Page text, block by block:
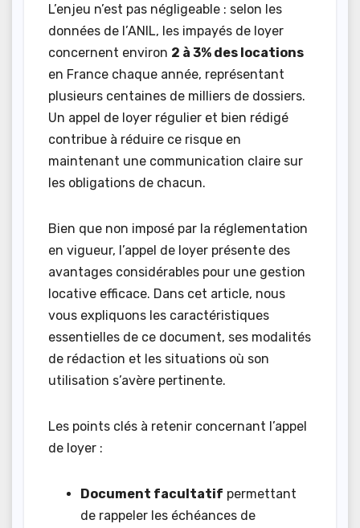
L’enjeu n’est pas négligeable : selon les
données de l’ANIL, les impayés de loyer
concernent environ 2 à 3% des locations
en France chaque année, représentant
plusieurs centaines de milliers de dossiers.
Un appel de loyer régulier et bien rédigé
contribue à réduire ce risque en
maintenant une communication claire sur
les obligations de chacun.
Bien que non imposé par la réglementation
en vigueur, l’appel de loyer présente des
avantages considérables pour une gestion
locative efficace. Dans cet article, nous
vous expliquons les caractéristiques
essentielles de ce document, ses modalités
de rédaction et les situations où son
utilisation s’avère pertinente.
Les points clés à retenir concernant l’appel
de loyer :
Document facultatif permettant
de rappeler les échéances de